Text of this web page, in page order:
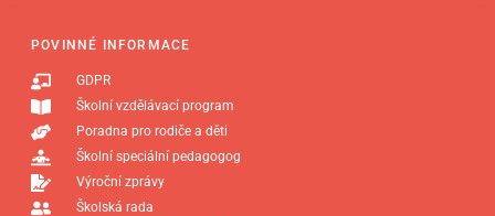
POVINNÉ INFORMACE
GDPR
Školní vzdělávací program
Poradna pro rodiče a děti
Školní speciální pedagogog
Výroční zprávy
Školská rada